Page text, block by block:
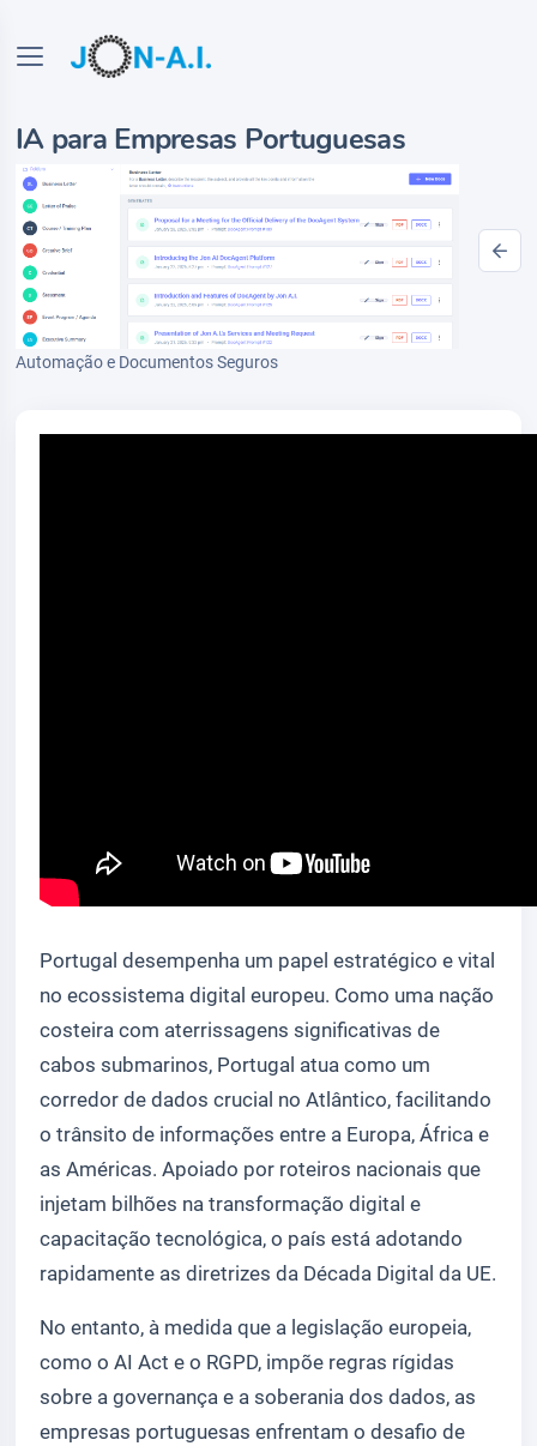
IA para Empresas Portuguesas
Automação e Documentos Seguros
Portugal desempenha um papel estratégico e vital
no ecossistema digital europeu. Como uma nação
costeira com aterrissagens significativas de
cabos submarinos, Portugal atua como um
corredor de dados crucial no Atlântico, facilitando
o trânsito de informações entre a Europa, África e
as Américas. Apoiado por roteiros nacionais que
injetam bilhões na transformação digital e
capacitação tecnológica, o país está adotando
rapidamente as diretrizes da Década Digital da UE.
No entanto, à medida que a legislação europeia,
como o AI Act e o RGPD, impõe regras rígidas
sobre a governança e a soberania dos dados, as
empresas portuguesas enfrentam o desafio de